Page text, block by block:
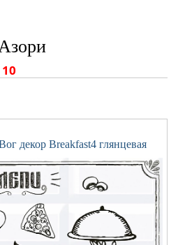
декор Breakfast4 глянцевая